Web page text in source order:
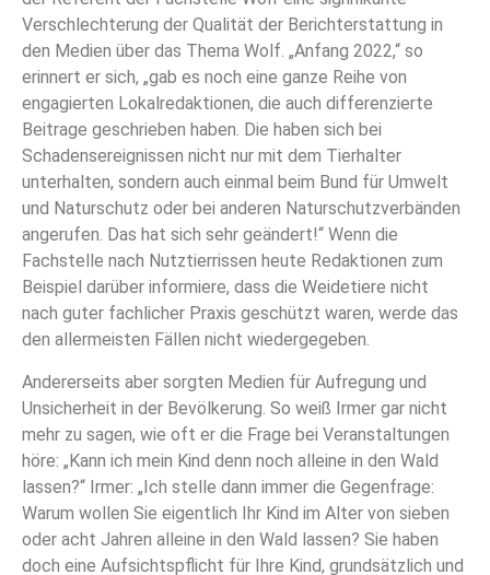
Verschlechterung der Qualität der Berichterstattung in
den Medien über das Thema Wolf. „Anfang 2022,“ so
erinnert er sich, „gab es noch eine ganze Reihe von
engagierten Lokalredaktionen, die auch differenzierte
Beitrage geschrieben haben. Die haben sich bei
Schadensereignissen nicht nur mit dem Tierhalter
unterhalten, sondern auch einmal beim Bund für Umwelt
und Naturschutz oder bei anderen Naturschutzverbänden
angerufen. Das hat sich sehr geändert!“ Wenn die
Fachstelle nach Nutztierrissen heute Redaktionen zum
Beispiel darüber informiere, dass die Weidetiere nicht
nach guter fachlicher Praxis geschützt waren, werde das
den allermeisten Fällen nicht wiedergegeben.
Andererseits aber sorgten Medien für Aufregung und
Unsicherheit in der Bevölkerung. So weiß Irmer gar nicht
mehr zu sagen, wie oft er die Frage bei Veranstaltungen
höre: „Kann ich mein Kind denn noch alleine in den Wald
lassen?“ Irmer: „Ich stelle dann immer die Gegenfrage:
Warum wollen Sie eigentlich Ihr Kind im Alter von sieben
oder acht Jahren alleine in den Wald lassen? Sie haben
doch eine Aufsichtspflicht für Ihre Kind, grundsätzlich und